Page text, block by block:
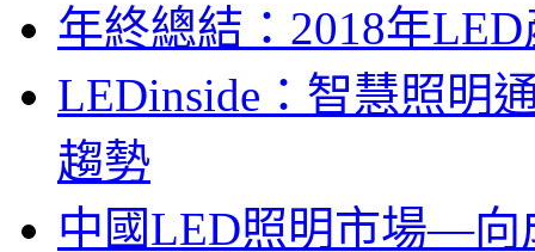
年終總結：2018年
LEDinside：智慧照明
趨勢
中國LED照明市場—向